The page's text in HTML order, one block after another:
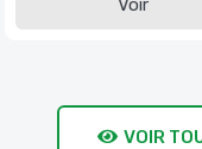
Voir
VOIR